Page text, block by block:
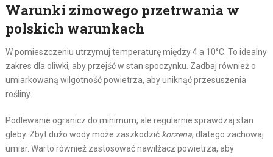
Warunki zimowego przetrwania w
polskich warunkach
W pomieszczeniu utrzymuj temperaturę między 4 a 10°C. To idealny
zakres dla oliwki, aby przejść w stan spoczynku. Zadbaj również o
umiarkowaną wilgotność powietrza, aby uniknąć przesuszenia
rośliny.
Podlewanie ogranicz do minimum, ale regularnie sprawdzaj stan
gleby. Zbyt dużo wody może zaszkodzić korzena, dlatego zachowaj
umiar. Warto również zastosować nawilżacz powietrza, aby